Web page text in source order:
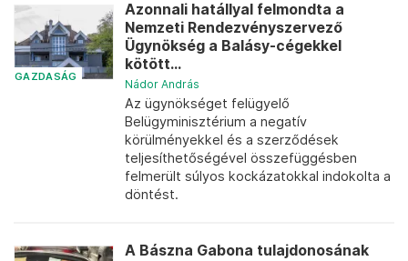
GAZDASÁG
Azonnali hatállyal felmondta a
Nemzeti Rendezvényszervező
Ügynökség a Balásy-cégekkel
kötött...
Nádor András
Az ügynökséget felügyelő
Belügyminisztérium a negatív
körülményekkel és a szerződések
teljesíthetőségével összefüggésben
felmerült súlyos kockázatokkal indokolta a
döntést.
A Bászna Gabona tulajdonosának